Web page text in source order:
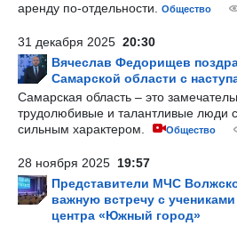
аренду по-отдельности.
Общество
31 декабря 2025 20:30
Вячеслав Федорищев
Самарской области с
Самарская область – это
трудолюбивые и талантливые люди
сильным характером.
Общество
28 ноября 2025 19:57
Представители МЧС
важную встречу с
центра «Южный город»